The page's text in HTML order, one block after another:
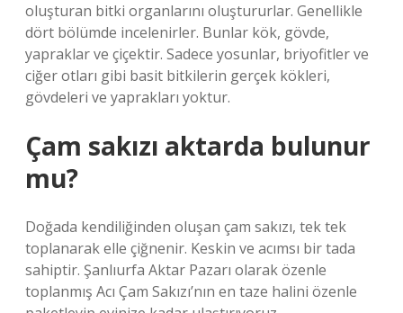
oluşturan bitki organlarını oluştururlar. Genellikle
dört bölümde incelenirler. Bunlar kök, gövde,
yapraklar ve çiçektir. Sadece yosunlar, briyofitler ve
ciğer otları gibi basit bitkilerin gerçek kökleri,
gövdeleri ve yaprakları yoktur.
Çam sakızı aktarda bulunur
mu?
Doğada kendiliğinden oluşan çam sakızı, tek tek
toplanarak elle çiğnenir. Keskin ve acımsı bir tada
sahiptir. Şanlıurfa Aktar Pazarı olarak özenle
toplanmış Acı Çam Sakızı’nın en taze halini özenle